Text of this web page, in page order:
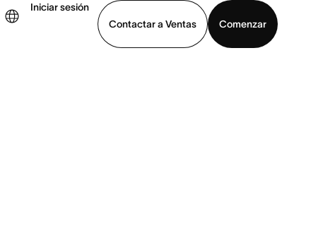
Iniciar sesión
Contactar a Ventas
Comenzar